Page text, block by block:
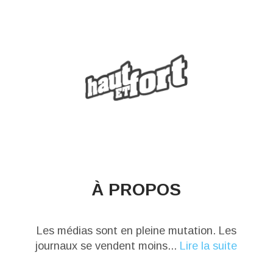
À PROPOS
Les médias sont en pleine mutation. Les
journaux se vendent moins... Lire la suite